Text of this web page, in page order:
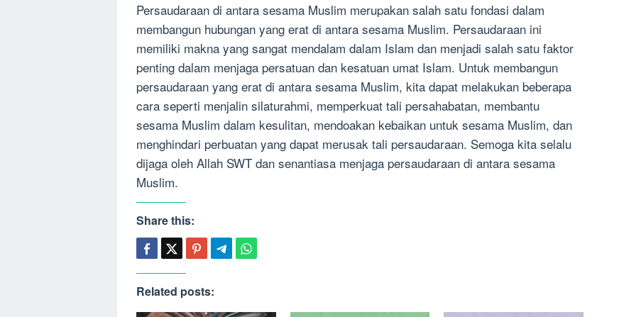
Persaudaraan di antara sesama Muslim merupakan salah satu fondasi dalam
membangun hubungan yang erat di antara sesama Muslim. Persaudaraan ini
memiliki makna yang sangat mendalam dalam Islam dan menjadi salah satu faktor
penting dalam menjaga persatuan dan kesatuan umat Islam. Untuk membangun
persaudaraan yang erat di antara sesama Muslim, kita dapat melakukan beberapa
cara seperti menjalin silaturahmi, memperkuat tali persahabatan, membantu
sesama Muslim dalam kesulitan, mendoakan kebaikan untuk sesama Muslim, dan
menghindari perbuatan yang dapat merusak tali persaudaraan. Semoga kita selalu
dijaga oleh Allah SWT dan senantiasa menjaga persaudaraan di antara sesama
Muslim.
Share this:
Related posts: